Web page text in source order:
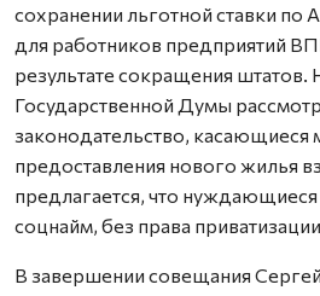
сохранении льготной ставки по
для работников предприятий
результате сокращения штатов.
Государственной Думы
законодательство, касающиеся
предоставления нового жилья
предлагается, что нуждающиеся
соцнайм, без права приватизации.
В завершении совещания